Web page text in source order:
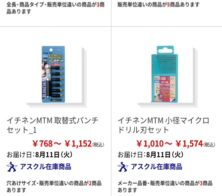
全長・商品タイプ・販売単位違いの商品が3商
品あります
販売単位違いの商品が5商品あります
イチネンMTM 取替式パンチ
セット_1
￥768 ￥1,152
お届け日：8月11日（火）
アスクル在庫商品
穴あけサイズ・販売単位違いの商品が2商品
あります
イチネンMTM 小径マイクロ
ドリル刃セット
￥1,010 ￥1,574
お届け日：8月11日（火）
アスクル在庫商品
メーカー品番・販売単位違いの商品が3商品
あります